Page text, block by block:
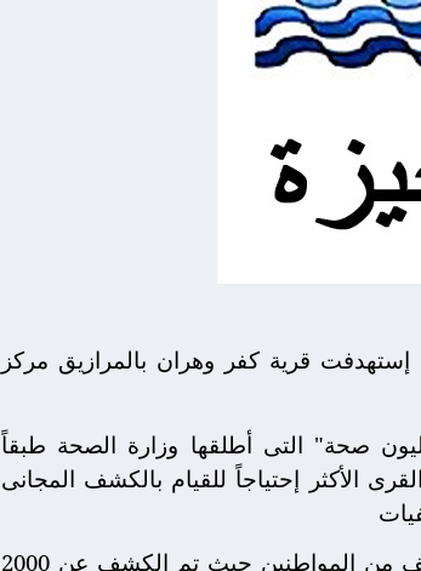
قرية كفر وهران بالمرازيق مركز
اللواء أحمد راشد محافظ الجيزة أن القافلة تأتى ضمن حملة" 100 مليون صحة" التى أطلقها وزارة الصحة طبقاً
الأكثر إحتياجاً للقيام بالكشف المجانى
وأشار محافظ الجيزة أن القافلة شملت 10 سيارات مجهزة وشهدت إقبال كثيف من المواطنين حيث تم الكشف عن 2000